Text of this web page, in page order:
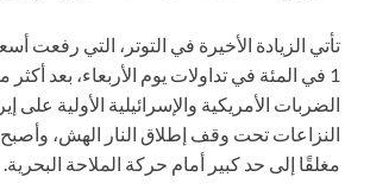
تأتي الزيادة الأخيرة في التوتر، التي رفعت
1 في المئة في تداولات يوم الأربعاء، بعد
الضربات الأمريكية والإسرائيلية الأولية على
النزاعات تحت وقف إطلاق النار الهش،
مغلقًا إلى حد كبير أمام حركة الملاحة البحرية.